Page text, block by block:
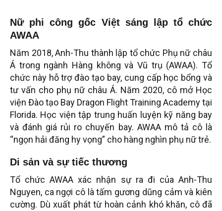
Nữ phi công gốc Việt sáng lập tổ chức
AWAA
Năm 2018, Anh-Thu thành lập tổ chức Phụ nữ châu
Á trong ngành Hàng không và Vũ trụ (AWAA). Tổ
chức này hỗ trợ đào tạo bay, cung cấp học bổng và
tư vấn cho phụ nữ châu Á. Năm 2020, cô mở Học
viện Đào tạo Bay Dragon Flight Training Academy tại
Florida. Học viện tập trung huấn luyện kỹ năng bay
và đánh giá rủi ro chuyến bay. AWAA mô tả cô là
“ngọn hải đăng hy vọng” cho hàng nghìn phụ nữ trẻ.
Di sản và sự tiếc thương
Tổ chức AWAA xác nhận sự ra đi của Anh-Thu
Nguyen, ca ngợi cô là tấm gương dũng cảm và kiên
cường. Dù xuất phát từ hoàn cảnh khó khăn, cô đã